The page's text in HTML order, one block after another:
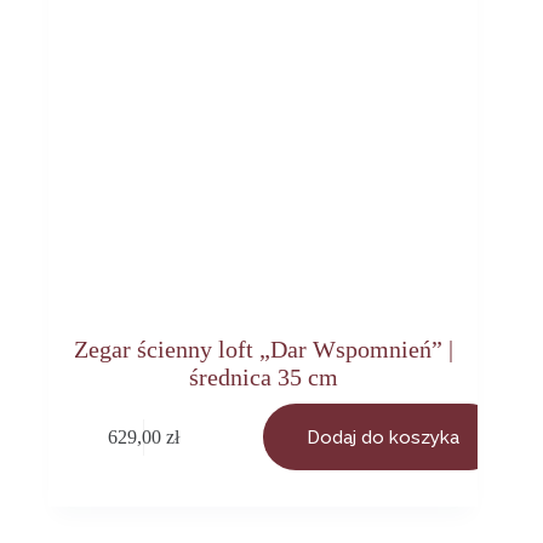
Zegar ścienny loft „Dar Wspomnień” |
średnica 35 cm
629,00zł Dodaj do koszyka